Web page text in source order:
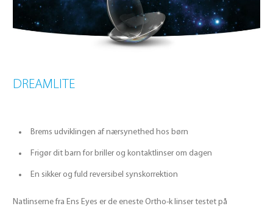
DREAMLITE
Brems udviklingen af nærsynethed hos børn
Frigør dit barn for briller og kontaktlinser om dagen
En sikker og fuld reversibel synskorrektion
Natlinserne fra Ens Eyes er de eneste Ortho-k linser testet på